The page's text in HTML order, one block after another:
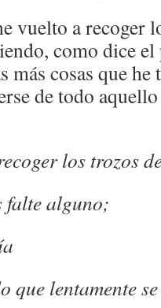
vuelto a recoger
como dice
más cosas que
de todo
los trozos
falte alguno;
que lentamente